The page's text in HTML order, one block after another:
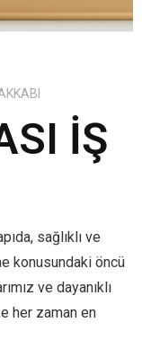
İŞ
sağlıklı ve
konusundaki öncü
ve dayanıklı
her zaman en